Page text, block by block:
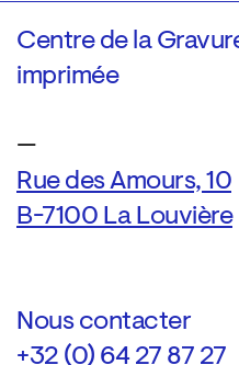
Centre de la
imprimée
—
Rue des Amours, 10
B-7100 La Louvière
Nous contacter
+32 (0) 64 27 87 27